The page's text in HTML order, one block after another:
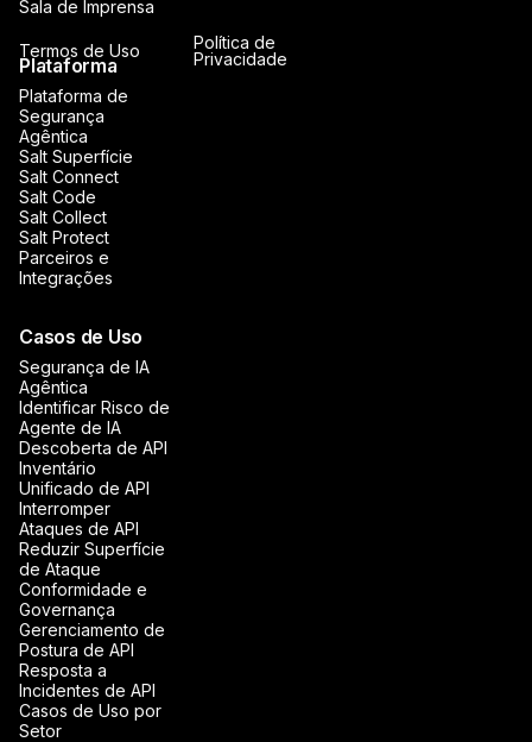
Sala de Imprensa
Plataforma
Plataforma de
Segurança
Agêntica
Salt Superfície
Salt Connect
Salt Code
Salt Collect
Salt Protect
Parceiros e
Integrações
Casos de Uso
Segurança de IA
Agêntica
Identificar Risco de
Agente de IA
Descoberta de API
Inventário
Unificado de API
Interromper
Ataques de API
Reduzir Superfície
de Ataque
Conformidade e
Governança
Gerenciamento de
Postura de API
Resposta a
Incidentes de API
Casos de Uso por
Setor
Termos de Uso
Política de
Privacidade